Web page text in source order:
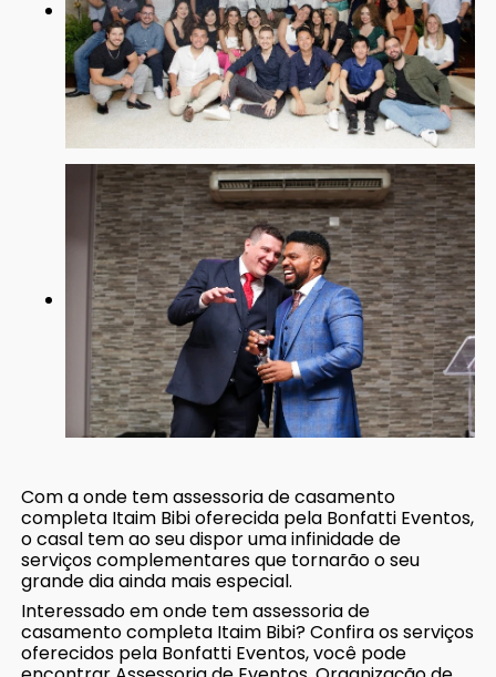
Com a onde tem assessoria de casamento
completa Itaim Bibi oferecida pela Bonfatti Eventos,
o casal tem ao seu dispor uma infinidade de
serviços complementares que tornarão o seu
grande dia ainda mais especial.
Interessado em onde tem assessoria de
casamento completa Itaim Bibi? Confira os serviços
oferecidos pela Bonfatti Eventos, você pode